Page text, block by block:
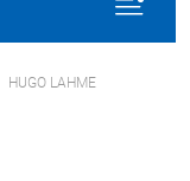
HUGO LAHME